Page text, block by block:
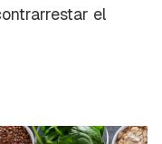
el